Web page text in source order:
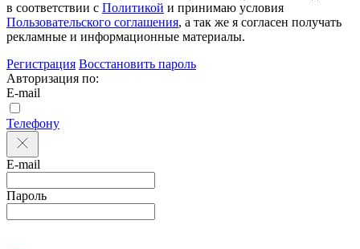
в соответствии с Политикой и принимаю условия
Пользовательского соглашения, а так же я согласен получать
рекламные и информационные материалы.
Регистрация Восстановить пароль
Авторизация по:
E-mail
Телефону
E-mail
Пароль